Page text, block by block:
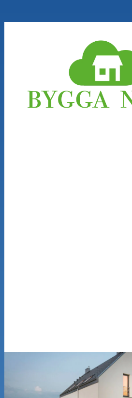
NÅGRA SAKER ATT TÄNKA PÅ
BLOGG